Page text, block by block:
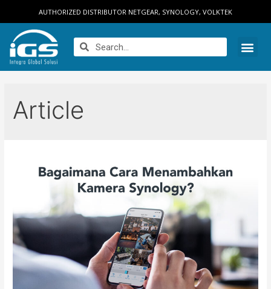
AUTHORIZED DISTRIBUTOR NETGEAR, SYNOLOGY, VOLKTEK
Article